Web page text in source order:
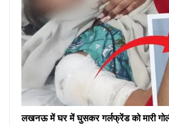
लखनऊ में घर में घुसकर गर्लफ्रेंड को मारी